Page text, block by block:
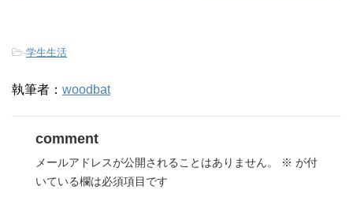
-学生生活
執筆者： woodbat
comment
メールアドレスが公開されることはありません。 ※ が付
いている欄は必須項目です